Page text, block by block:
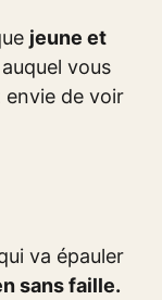
jeune et
vous
de voir
va épauler
sans faille.